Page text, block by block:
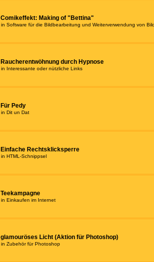
Comikeffekt: Making of "Bettina"
in Software für die Bildbearbeitung und Weiterverwendung von
Raucherentwöhnung durch Hypnose
in Interessante oder nützliche Links
Für Pedy
in Dit un Dat
Einfache Rechtsklicksperre
in HTML-Schnippsel
Teekampagne
in Einkaufen im Internet
glamouröses Licht (Aktion für Photoshop)
in Zubehör für Photoshop